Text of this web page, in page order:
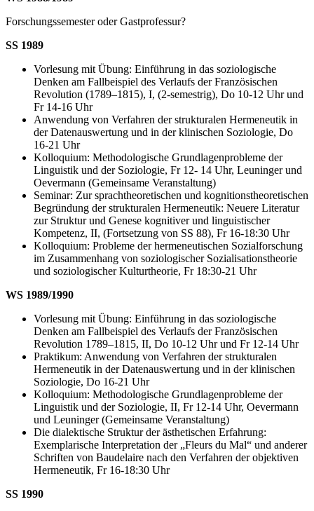
Forschungssemester oder Gastprofessur?
SS 1989
Vorlesung mit Übung: Einführung in das soziologische
Denken am Fallbeispiel des Verlaufs der Französischen
Revolution (1789–1815), I, (2-semestrig), Do 10-12 Uhr und
Fr 14-16 Uhr
Anwendung von Verfahren der strukturalen Hermeneutik in
der Datenauswertung und in der klinischen Soziologie, Do
16-21 Uhr
Kolloquium: Methodologische Grundlagenprobleme der
Linguistik und der Soziologie, Fr 12- 14 Uhr, Leuninger und
Oevermann (Gemeinsame Veranstaltung)
Seminar: Zur sprachtheoretischen und kognitionstheoretischen
Begründung der strukturalen Hermeneutik: Neuere Literatur
zur Struktur und Genese kognitiver und linguistischer
Kompetenz, II, (Fortsetzung von SS 88), Fr 16-18:30 Uhr
Kolloquium: Probleme der hermeneutischen Sozialforschung
im Zusammenhang von soziologischer Sozialisationstheorie
und soziologischer Kulturtheorie, Fr 18:30-21 Uhr
WS 1989/1990
Vorlesung mit Übung: Einführung in das soziologische
Denken am Fallbeispiel des Verlaufs der Französischen
Revolution 1789–1815, II, Do 10-12 Uhr und Fr 12-14 Uhr
Praktikum: Anwendung von Verfahren der strukturalen
Hermeneutik in der Datenauswertung und in der klinischen
Soziologie, Do 16-21 Uhr
Kolloquium: Methodologische Grundlagenprobleme der
Linguistik und der Soziologie, II, Fr 12-14 Uhr, Oevermann
und Leuninger (Gemeinsame Veranstaltung)
Die dialektische Struktur der ästhetischen Erfahrung:
Exemplarische Interpretation der „Fleurs du Mal“ und anderer
Schriften von Baudelaire nach den Verfahren der objektiven
Hermeneutik, Fr 16-18:30 Uhr
SS 1990